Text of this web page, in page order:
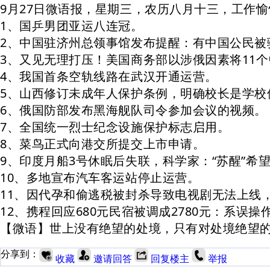
9月27日微语报，星期三，农历八月十三，工作
1、国乒男团亚运八连冠。
2、中国驻济州总领事馆发布提醒：有中国公民
3、又见无理打压！美国商务部以涉俄因素将11
4、我国首条空轨线路在武汉开通运营。
5、山西修订未成年人保护条例，明确校长是学
6、俄国防部发布黑海舰队司令参加会议的视频。
7、全国统一烈士纪念设施保护标志启用。
8、菜鸟正式向港交所提交上市申请。
9、印度月船3号休眠后失联，科学家：“苏醒”希
10、多地宣布汽车客运站停止运营。
11、因代孕和偷逃税被封杀导致电视剧无法上线
12、携程回应680元民宿被调成2780元：系误操
【微语】世上没有绝望的处境，只有对处境绝望
分享到： 收藏 邀请回答 回复楼主 举报